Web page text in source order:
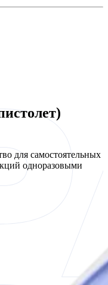
для самостоятельных
одноразовыми